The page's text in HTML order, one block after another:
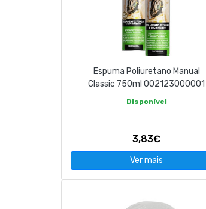
Espuma Poliuretano Manual
Classic 750ml 002123000001
Disponível
3,83€
Ver mais